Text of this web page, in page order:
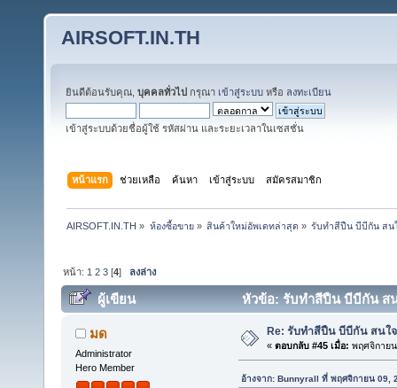
AIRSOFT.IN.TH
ยินดีต้อนรับคุณ, บุคคลทั่วไป กรุณา เข้าสู่ระบบ หรือ ลงทะเบียน
เข้าสู่ระบบด้วยชื่อผู้ใช้ รหัสผ่าน และระยะเวลาในเซสชั่น
หน้าแรก ช่วยเหลือ ค้นหา เข้าสู่ระบบ สมัครสมาชิก
AIRSOFT.IN.TH » ห้องซื้อขาย» สินค้าใหม่อัพเดทล่าสุด » รับทำสีปืน บีบีกัน สน
หน้า: 1 2 3 [4] ลงล่าง
ผู้เขียน หัวข้อ: รับทำสีปืน บีบีกัน สน
มด
Administrator
Hero Member
Re: รับทำสีปืน บีบีกัน สนใ
« ตอบกลับ #45 เมื่อ: พฤศจิกาย
อ้างจาก: Bunnyrall ที่ พฤศจิกายน 09,